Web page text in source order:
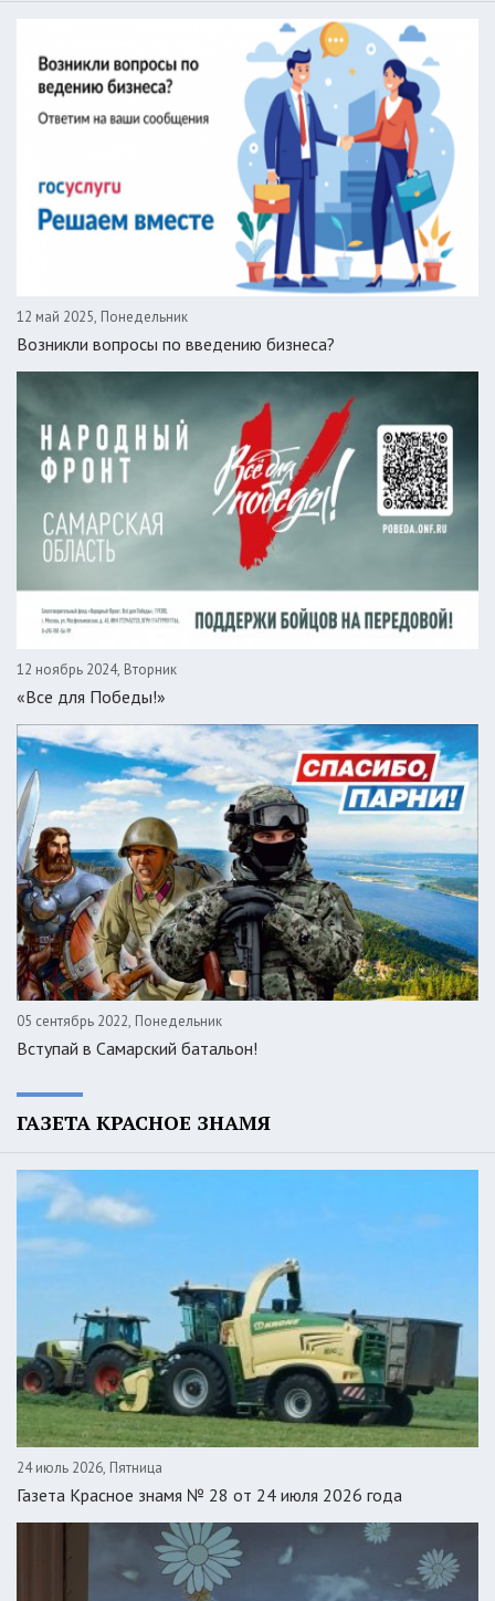
12 май 2025, Понедельник
Возникли вопросы по введению бизнеса?
12 ноябрь 2024, Вторник
«Все для Победы!»
05 сентябрь 2022, Понедельник
Вступай в Самарский батальон!
ГАЗЕТА КРАСНОЕ ЗНАМЯ
24 июль 2026, Пятница
Газета Красное знамя № 28 от 24 июля 2026 года